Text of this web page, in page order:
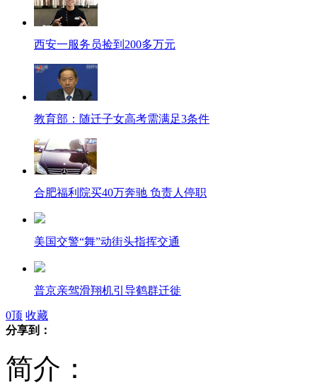
西安一服务员捡到200多万元
教育部：随迁子女高考需满足3条件
合肥福利院买40万奔驰 负责人停职
美国交警“舞”动街头指挥交通
普京亲驾滑翔机引导鹤群迁徙
小学开学典礼组织学生给家长洗脚
0顶 收藏
分享到：
简介：